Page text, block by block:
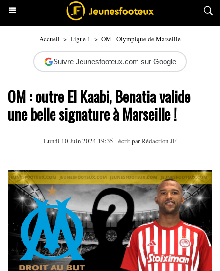
Accueil > Ligue 1 > OM - Olympique de Marseille
Suivre Jeunesfooteux.com sur Google
OM : outre El Kaabi, Benatia valide
une belle signature à Marseille !
Lundi 10 Juin 2024 19:35 - écrit par Rédaction JF